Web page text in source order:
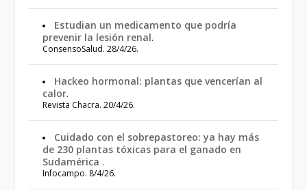
Estudian un medicamento que podría
prevenir la lesión renal.
ConsensoSalud. 28/4/26.
Hackeo hormonal: plantas que vencerían al
calor.
Revista Chacra. 20/4/26.
Cuidado con el sobrepastoreo: ya hay más
de 230 plantas tóxicas para el ganado en
Sudamérica .
Infocampo. 8/4/26.